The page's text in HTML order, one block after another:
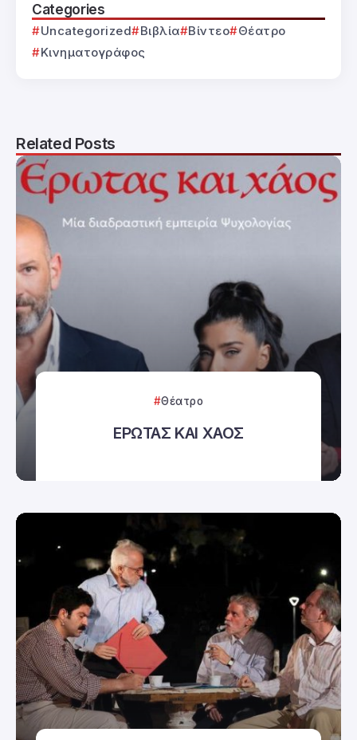
Categories
Uncategorized Βιβλία Βίντεο
Θέατρο
Κινηματογράφος
Related Posts
Θέατρο
ΕΡΩΤΑΣ ΚΑΙ ΧΑΟΣ